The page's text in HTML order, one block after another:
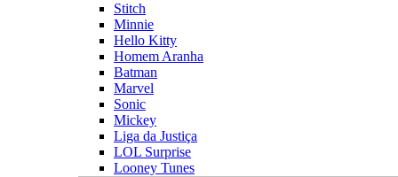
Stitch
Minnie
Hello Kitty
Homem Aranha
Batman
Marvel
Sonic
Mickey
Liga da Justiça
LOL Surprise
Looney Tunes